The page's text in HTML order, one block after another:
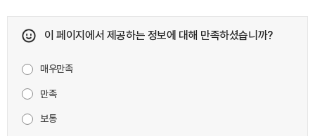
이 페이지에서 제공하는 정보에 대해 만족하셨습니까?
매우만족
만족
보통